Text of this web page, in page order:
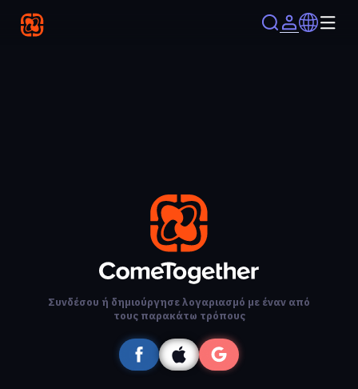
Συνδέσου ή δημιούργησε λογαριασμό με έναν από
τους παρακάτω τρόπους